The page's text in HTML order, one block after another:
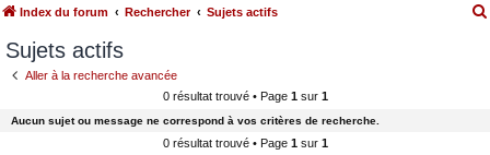
Index du forum Rechercher Sujets actifs
Sujets actifs
Aller à la recherche avancée
0 résultat trouvé • Page 1sur 1
Aucun sujet ou message ne correspond à vos critères de recherche.
0 résultat trouvé • Page 1sur 1